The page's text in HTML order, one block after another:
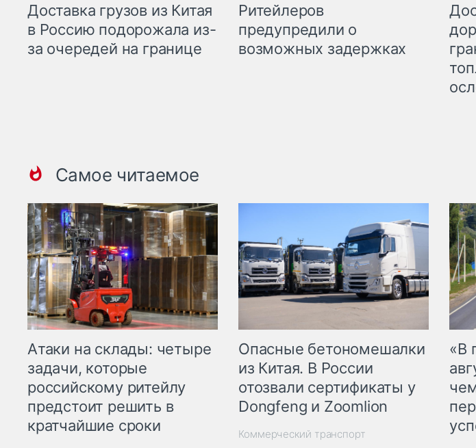
Доставка грузов из Китая
в Россию подорожала из-
за очередей на границе
Ритейлеров
предупредили о
возможных задержках
Самое читаемое
Атаки на склады: четыре
задачи, которые
российскому ритейлу
предстоит решить в
кратчайшие сроки
Опасные бетономешалки
из Китая. В России
отозвали сертификаты у
Dongfeng и Zoomlion
Коммерческий транспорт
«В